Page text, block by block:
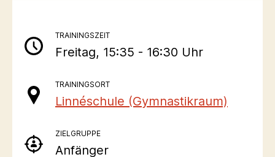
TRAININGSZEIT
Freitag, 15:35 - 16:30 Uhr
TRAININGSORT
Linnéschule (Gymnastikraum)
ZIELGRUPPE
Anfänger